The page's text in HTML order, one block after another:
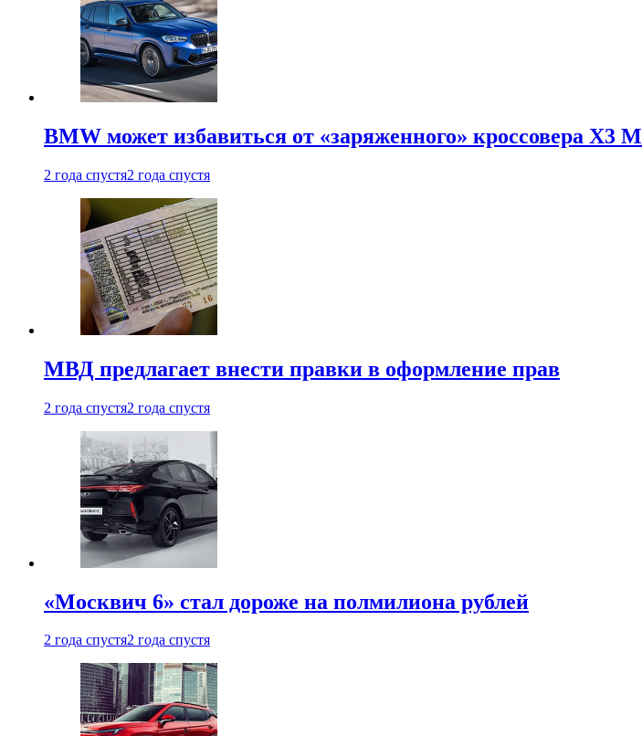
BMW может избавиться от «заряженного» кроссовера X3 M
2 года спустя2 года спустя
МВД предлагает внести правки в оформление прав
2 года спустя2 года спустя
«Москвич 6» стал дороже на полмилиона рублей
2 года спустя2 года спустя